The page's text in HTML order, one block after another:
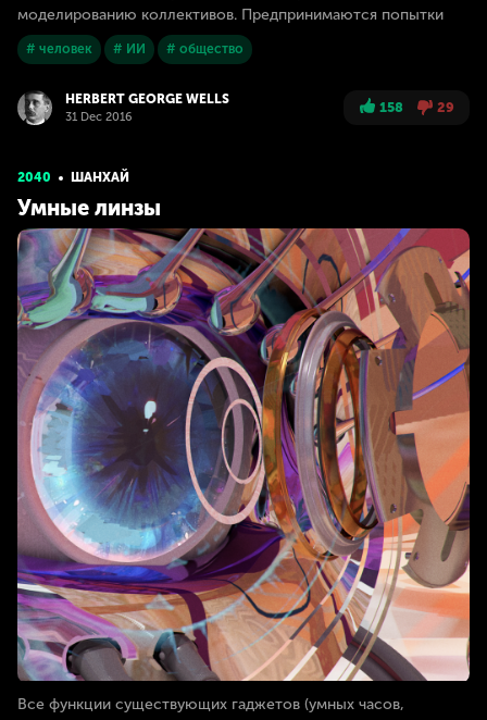
моделированию коллективов. Предпринимаются попытки
# человек # ИИ # общество
HERBERT GEORGE WELLS
31 Dec 2016
158 29
2040 ШАНХАЙ
Умные линзы
Все функции существующих гаджетов (умных часов,